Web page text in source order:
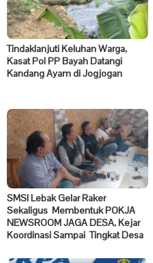
Tindaklanjuti Keluhan Warga,
Kasat Pol PP Bayah Datangi
Kandang Ayam di Jogjogan
SMSI Lebak Gelar Raker
Sekaligus Membentuk POKJA
NEWSROOM JAGA DESA, Kejar
Koordinasi Sampai Tingkat Desa